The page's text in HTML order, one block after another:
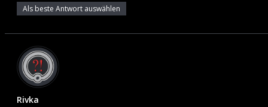
Als beste Antwort auswählen
Rivka